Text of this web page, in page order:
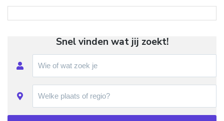
Snel vinden wat jij zoekt!